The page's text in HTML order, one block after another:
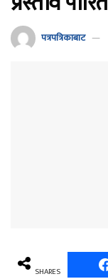
पत्रपत्रिकाबाट
SHARES